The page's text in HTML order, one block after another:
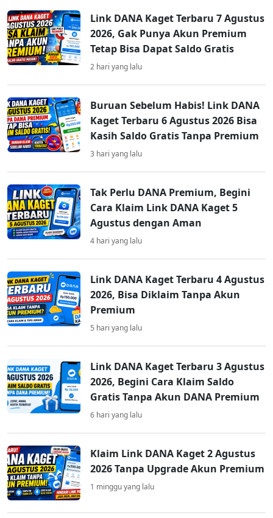
Link DANA Kaget Terbaru 7 Agustus
2026, Gak Punya Akun Premium
Tetap Bisa Dapat Saldo Gratis
2 hari yang lalu
Buruan Sebelum Habis! Link DANA
Kaget Terbaru 6 Agustus 2026 Bisa
Kasih Saldo Gratis Tanpa Premium
3 hari yang lalu
Tak Perlu DANA Premium, Begini
Cara Klaim Link DANA Kaget 5
Agustus dengan Aman
4 hari yang lalu
Link DANA Kaget Terbaru 4 Agustus
2026, Bisa Diklaim Tanpa Akun
Premium
5 hari yang lalu
Link DANA Kaget Terbaru 3 Agustus
2026, Begini Cara Klaim Saldo
Gratis Tanpa Akun DANA Premium
6 hari yang lalu
Klaim Link DANA Kaget 2 Agustus
2026 Tanpa Upgrade Akun Premium
1 minggu yang lalu